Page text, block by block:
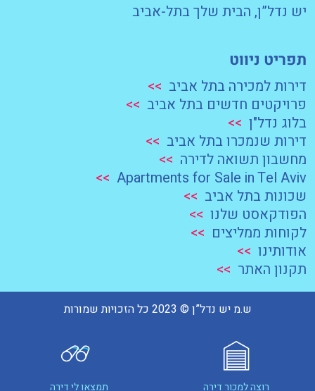
יש נדל”ן, הבית שלך בתל-אביב
תפריט ניווט
דירות למכירה בתל אביב >>
פרויקטים חדשים בתל אביב >>
בלוג נדל"ן
>>
דירות שנמכרו בתל אביב >>
מחשבון תשואה לדירה >>
Apartments for Sale in Tel Aviv
>>
שכונות בתל אביב >>
הפודקאסט שלנו
>>
לקוחות ממליצים >>
אודותינו
>>
תקנון האתר >>
ש.מ יש נדל”ן © 2023 כל הזכויות שמורות
רוצה למכור דירה תמצאו לי דירה